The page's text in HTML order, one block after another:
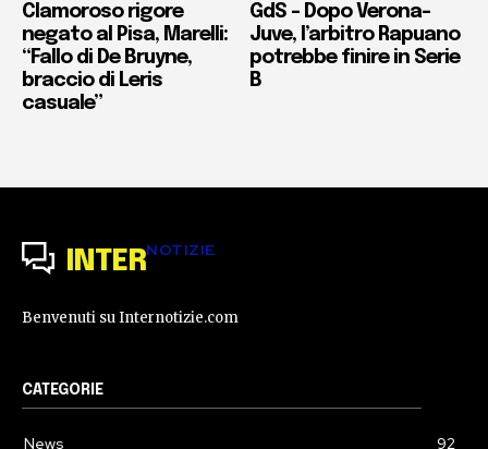
Clamoroso rigore
negato al Pisa, Marelli:
“Fallo di De Bruyne,
braccio di Leris
casuale”
GdS – Dopo Verona-
Juve, l’arbitro Rapuano
potrebbe finire in Serie
B
INTERNOTIZIE
Benvenuti su Internotizie.com
CATEGORIE
News 92